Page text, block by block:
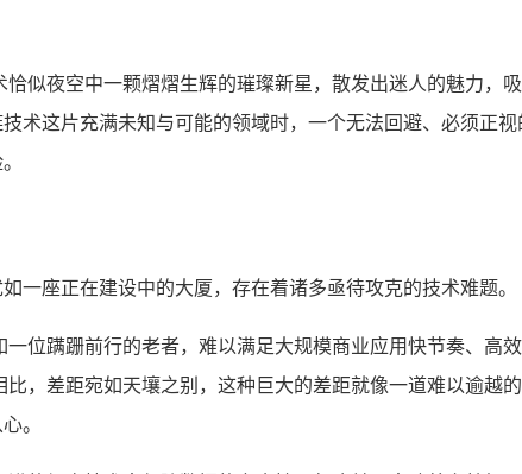
似夜空中一颗熠熠生辉的璀璨新星，散发出迷人的魅力，
术这片充满未知与可能的领域时，一个无法回避、必须正
一座正在建设中的大厦，存在着诸多亟待攻克的技术难题。
位蹒跚前行的老者，难以满足大规模商业应用快节奏、高
，差距宛如天壤之别，这种巨大的差距就像一道难以逾越
。